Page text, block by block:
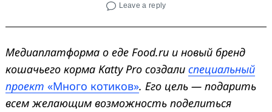
Leave a reply
Медиаплатформа о еде Food.ru и новый бренд
кошачьего корма Katty Pro создали специальный
проект «Много котиков». Его цель — подарить
всем желающим возможность поделиться